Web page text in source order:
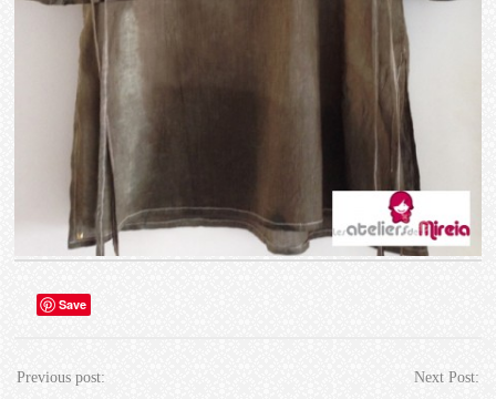
Save
Previous post:
Next Post: